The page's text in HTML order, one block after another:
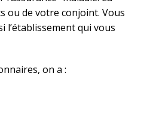
ou de votre conjoint. Vous
qui vous
on a :